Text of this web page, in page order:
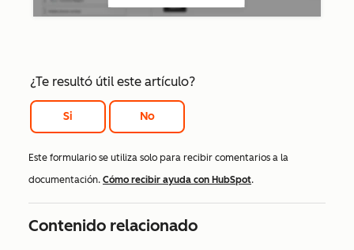
¿Te resultó útil este artículo?
Si No
Este formulario se utiliza solo para recibir comentarios a la
documentación. Cómo recibir ayuda con HubSpot.
Contenido relacionado